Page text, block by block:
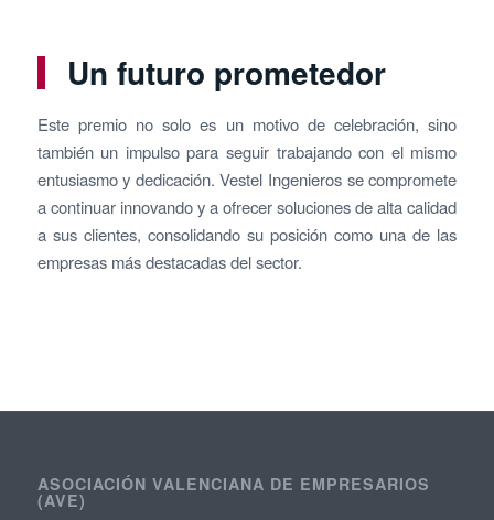
Un futuro prometedor
Este premio no solo es un motivo de celebración, sino
también un impulso para seguir trabajando con el mismo
entusiasmo y dedicación. Vestel Ingenieros se compromete
a continuar innovando y a ofrecer soluciones de alta calidad
a sus clientes, consolidando su posición como una de las
empresas más destacadas del sector.
ASOCIACIÓN VALENCIANA DE EMPRESARIOS
(AVE)